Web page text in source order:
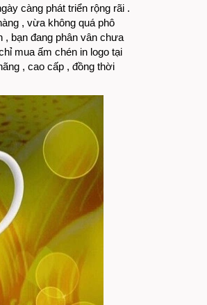
càng phát triển rộng rãi .
, vừa không quá phô
bạn đang phân vân chưa
mua ấm chén in logo tại
, cao cấp , đồng thời